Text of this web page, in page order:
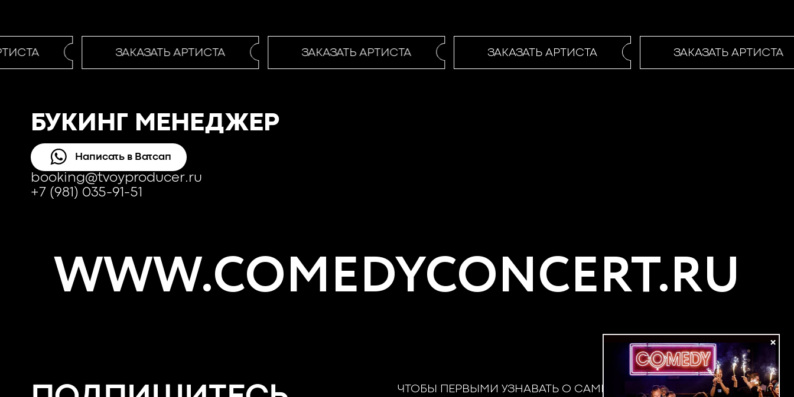
ЗАКАЗАТЬ АРТИСТА ЗАКАЗАТЬ АРТИСТА ЗАКАЗАТЬ АРТИСТА ЗАКАЗАТЬ АРТИСТА
БУКИНГ МЕНЕДЖЕР
Написать в Ватсап
booking@tvoyproducer.ru
+7 (981) 035-91-51
×
WWW.COMEDYCONCERT.RU
ЧТОБЫ ПЕРВЫМИ УЗНАВАТЬ О САМЫХ